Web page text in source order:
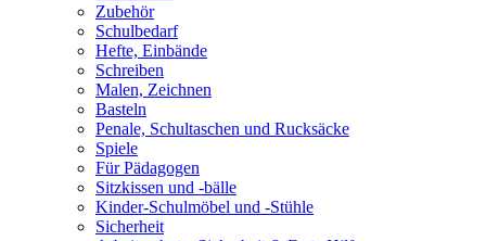
Zubehör
Schulbedarf
Hefte, Einbände
Schreiben
Malen, Zeichnen
Basteln
Penale, Schultaschen und Rucksäcke
Spiele
Für Pädagogen
Sitzkissen und -bälle
Kinder-Schulmöbel und -Stühle
Sicherheit